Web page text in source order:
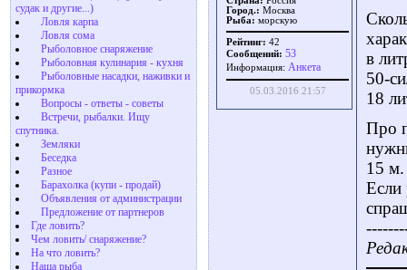
судак и другие...)
Ловля карпа
Ловля сома
Рыболовное снаряжение
Рыболовная кулинария - кухня
Рыболовные насадки, наживки и
прикормка
Вопросы - ответы - советы
Встречи, рыбалки. Ищу
спутника.
Земляки
Беседка
Разное
Барахолка (купи - продай)
Объявления от администрации
Предложение от партнеров
Где ловить?
Чем ловить/ снаряжение?
На что ловить?
Наша рыба
Город.: Москва
Рыба: морскую
Рейтинг: 42
Сообщений: 53
Информация: Aнкета
05.03.2016 21:57
в
50-
18
Про
15
Если